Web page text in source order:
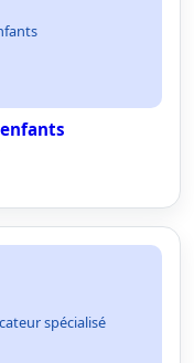
spécialisé